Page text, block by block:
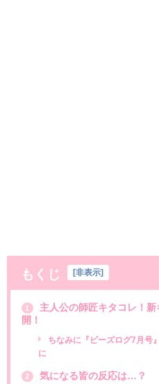
もくじ 非表示
1
主人公の師匠キタコレ！
開！
ちなみに『ビーズログ7月号
に
2 気になる皆の反応は…？